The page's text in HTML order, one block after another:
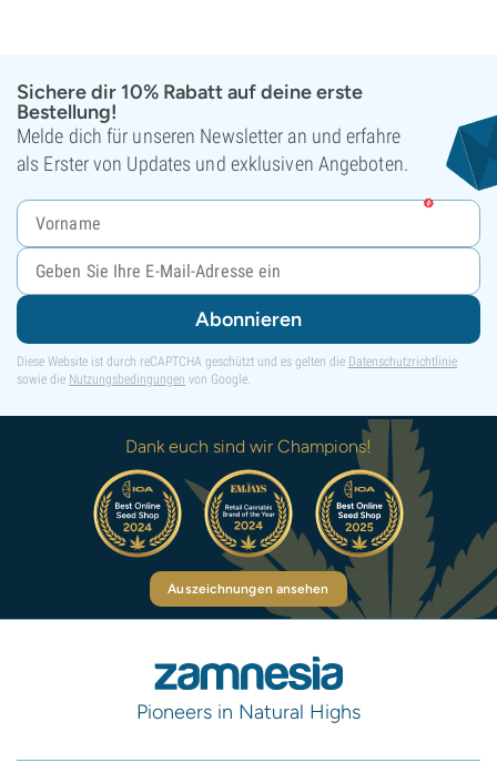
Sichere dir 10% Rabatt auf deine erste
Bestellung!
Melde dich für unseren Newsletter an und erfahre
als Erster von Updates und exklusiven Angeboten.
Abonnieren
Diese Website ist durch reCAPTCHA geschützt und es gelten die Datenschutzrichtlinie
sowie die Nutzungsbedingungen von Google.
Dank euch sind wir Champions!
Auszeichnungen ansehen
Pioneers in Natural Highs